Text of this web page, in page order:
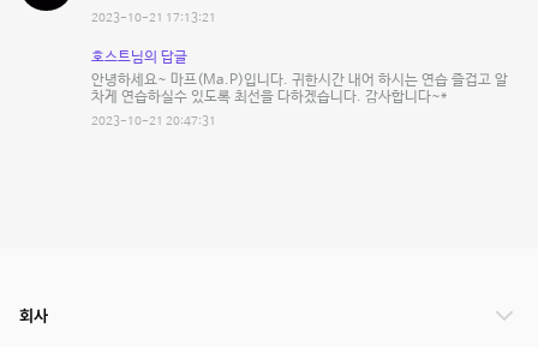
2023-10-21 17:13:21
호스트님의 답글
안녕하세요~ 마프(Ma.P)입니다. 귀한시간 내어 하시는 연습 즐겁고 알
차게 연습하실수 있도록 최선을 다하겠습니다. 감사합니다~*
2023-10-21 20:47:31
회사